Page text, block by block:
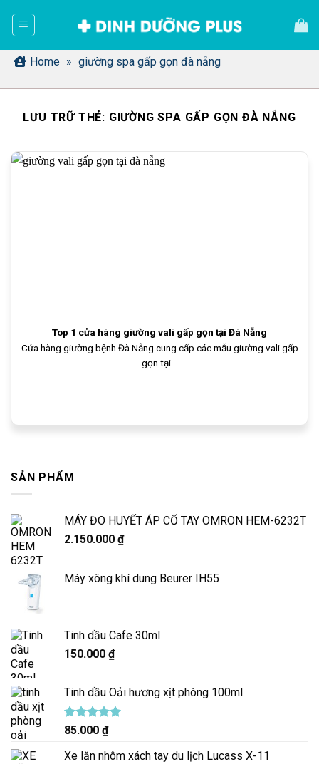
dung Home » giường spa gấp gọn đà nẵng
LƯU TRỮ THẺ: GIƯỜNG SPA GẤP GỌN ĐÀ NẴNG
Top 1 cửa hàng giường vali gấp gọn tại Đà Nẵng
Cửa hàng giường bệnh Đà Nẵng cung cấp các mẫu giường vali gấp
gọn tại...
SẢN PHẨM
MÁY ĐO HUYẾT ÁP CỔ TAY OMRON HEM-6232T
2.150.000 ₫
Máy xông khí dung Beurer IH55
Tinh dầu Cafe 30ml
150.000 ₫
Tinh dầu Oải hương xịt phòng 100ml
Được xếp
5.00
5 sao
85.000 ₫
Xe lăn nhôm xách tay du lịch Lucass X-11